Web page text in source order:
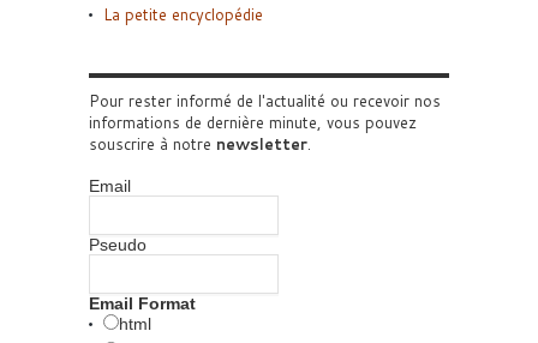
La petite encyclopédie
Pour rester informé de l'actualité ou recevoir nos
informations de dernière minute, vous pouvez
souscrire à notre newsletter.
Email
Pseudo
Email Format
html